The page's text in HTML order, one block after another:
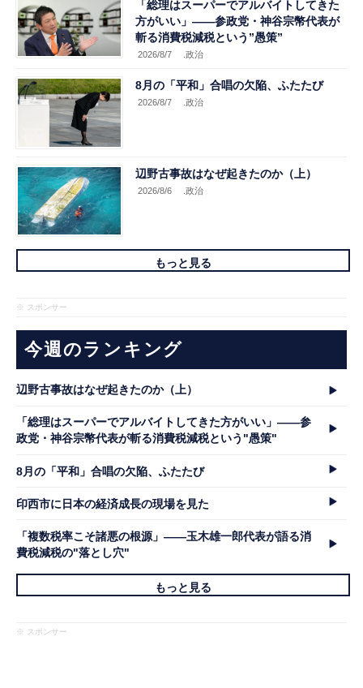
「総理はスーパーでアルバイトしてきた
方がいい」――参政党・神谷宗幣代表が
斬る消費税減税という”愚策”
2026/8/7 .政治
8月の「平和」合唱の欠陥、ふたたび
2026/8/7 .政治
辺野古事故はなぜ起きたのか（上）
2026/8/6 .政治
もっと見る
※ スポンサー
今週のランキング
辺野古事故はなぜ起きたのか（上）
「総理はスーパーでアルバイトしてきた方がいい」――参
政党・神谷宗幣代表が斬る消費税減税という"愚策"
8月の「平和」合唱の欠陥、ふたたび
印西市に日本の経済成長の現場を見た
「複数税率こそ諸悪の根源」――玉木雄一郎代表が語る消
費税減税の"落とし穴"
もっと見る
※ スポンサー